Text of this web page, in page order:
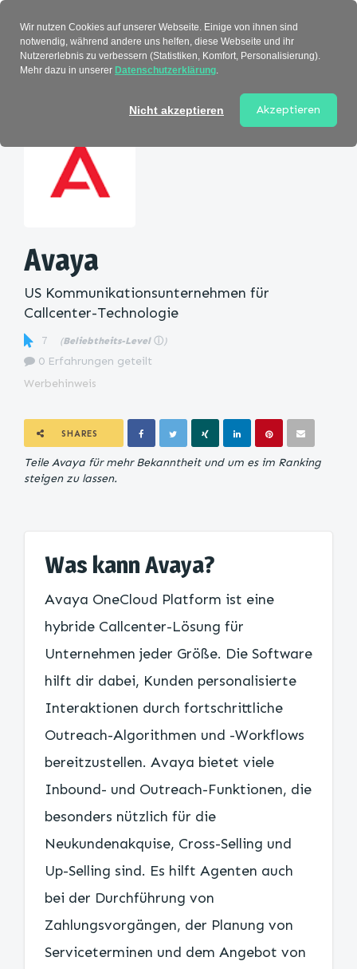
Avaya
US Kommunikationsunternehmen für
Callcenter-Technologie
7 (Beliebtheits-Level ⓘ )
0 Erfahrungen geteilt
Werbehinweis
SHARES
Teile Avaya für mehr Bekanntheit und um es im Ranking
steigen zu lassen.
Was kann Avaya?
Avaya OneCloud Platform ist eine
hybride Callcenter-Lösung für
Unternehmen jeder Größe. Die Software
hilft dir dabei, Kunden personalisierte
Interaktionen durch fortschrittliche
Outreach-Algorithmen und -Workflows
bereitzustellen. Avaya bietet viele
Inbound- und Outreach-Funktionen, die
besonders nützlich für die
Neukundenakquise, Cross-Selling und
Up-Selling sind. Es hilft Agenten auch
bei der Durchführung von
Zahlungsvorgängen, der Planung von
Serviceterminen und dem Angebot von
Wir nutzen Cookies auf unserer Webseite. Einige von ihnen sind
notwendig, während andere uns helfen, diese Webseite und ihr
Nutzererlebnis zu verbessern (Statistiken, Komfort, Personalisierung).
Mehr dazu in unserer Datenschutzerklärung.
Nicht akzeptieren Akzeptieren